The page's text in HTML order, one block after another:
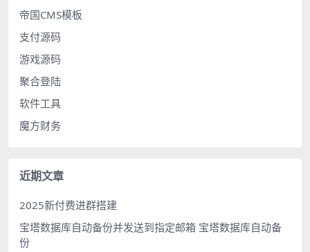
帝国CMS模板
支付源码
游戏源码
聚合登陆
软件工具
魔方财务
近期文章
2025新付费进群搭建
宝塔数据库自动备份并发送到指定邮箱 宝塔数据库自动备
份